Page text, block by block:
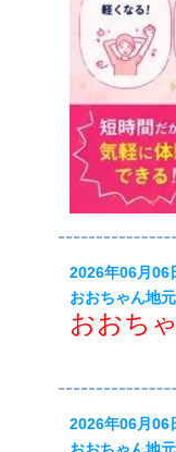
2026年06月06
おおちゃん地
おおち
2026年06月06